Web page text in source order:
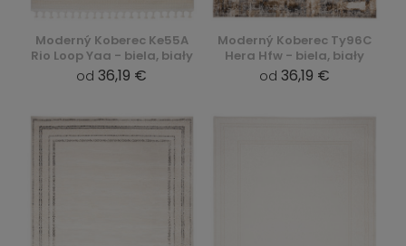
Moderný Koberec Ke55A
Rio Loop Yaa - biela, biały
od 36,19 €
Moderný Koberec Ty96C
Hera Hfw - biela, biały
od 36,19 €